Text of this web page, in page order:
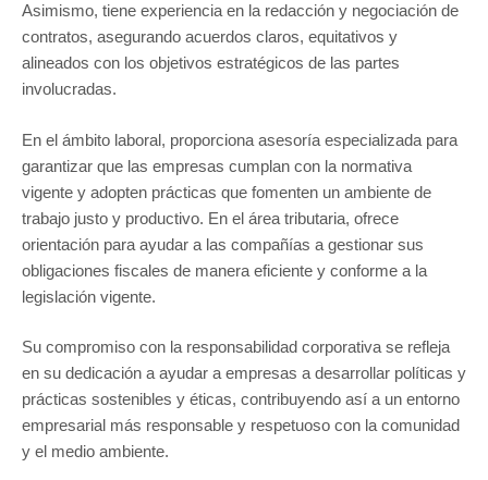
Asimismo, tiene experiencia en la redacción y negociación de
contratos, asegurando acuerdos claros, equitativos y
alineados con los objetivos estratégicos de las partes
involucradas.
En el ámbito laboral, proporciona asesoría especializada para
garantizar que las empresas cumplan con la normativa
vigente y adopten prácticas que fomenten un ambiente de
trabajo justo y productivo. En el área tributaria, ofrece
orientación para ayudar a las compañías a gestionar sus
obligaciones fiscales de manera eficiente y conforme a la
legislación vigente.
Su compromiso con la responsabilidad corporativa se refleja
en su dedicación a ayudar a empresas a desarrollar políticas y
prácticas sostenibles y éticas, contribuyendo así a un entorno
empresarial más responsable y respetuoso con la comunidad
y el medio ambiente.